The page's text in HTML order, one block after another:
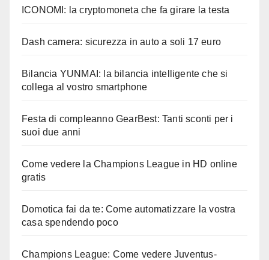
ICONOMI: la cryptomoneta che fa girare la testa
Dash camera: sicurezza in auto a soli 17 euro
Bilancia YUNMAI: la bilancia intelligente che si
collega al vostro smartphone
Festa di compleanno GearBest: Tanti sconti per i
suoi due anni
Come vedere la Champions League in HD online
gratis
Domotica fai da te: Come automatizzare la vostra
casa spendendo poco
Champions League: Come vedere Juventus-